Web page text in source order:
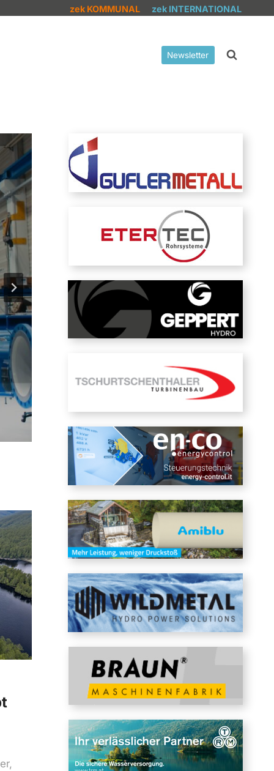
zek KOMMUNAL zek INTERNATIONAL
Newsletter
Energiequelle: Modulares
in Norwegen